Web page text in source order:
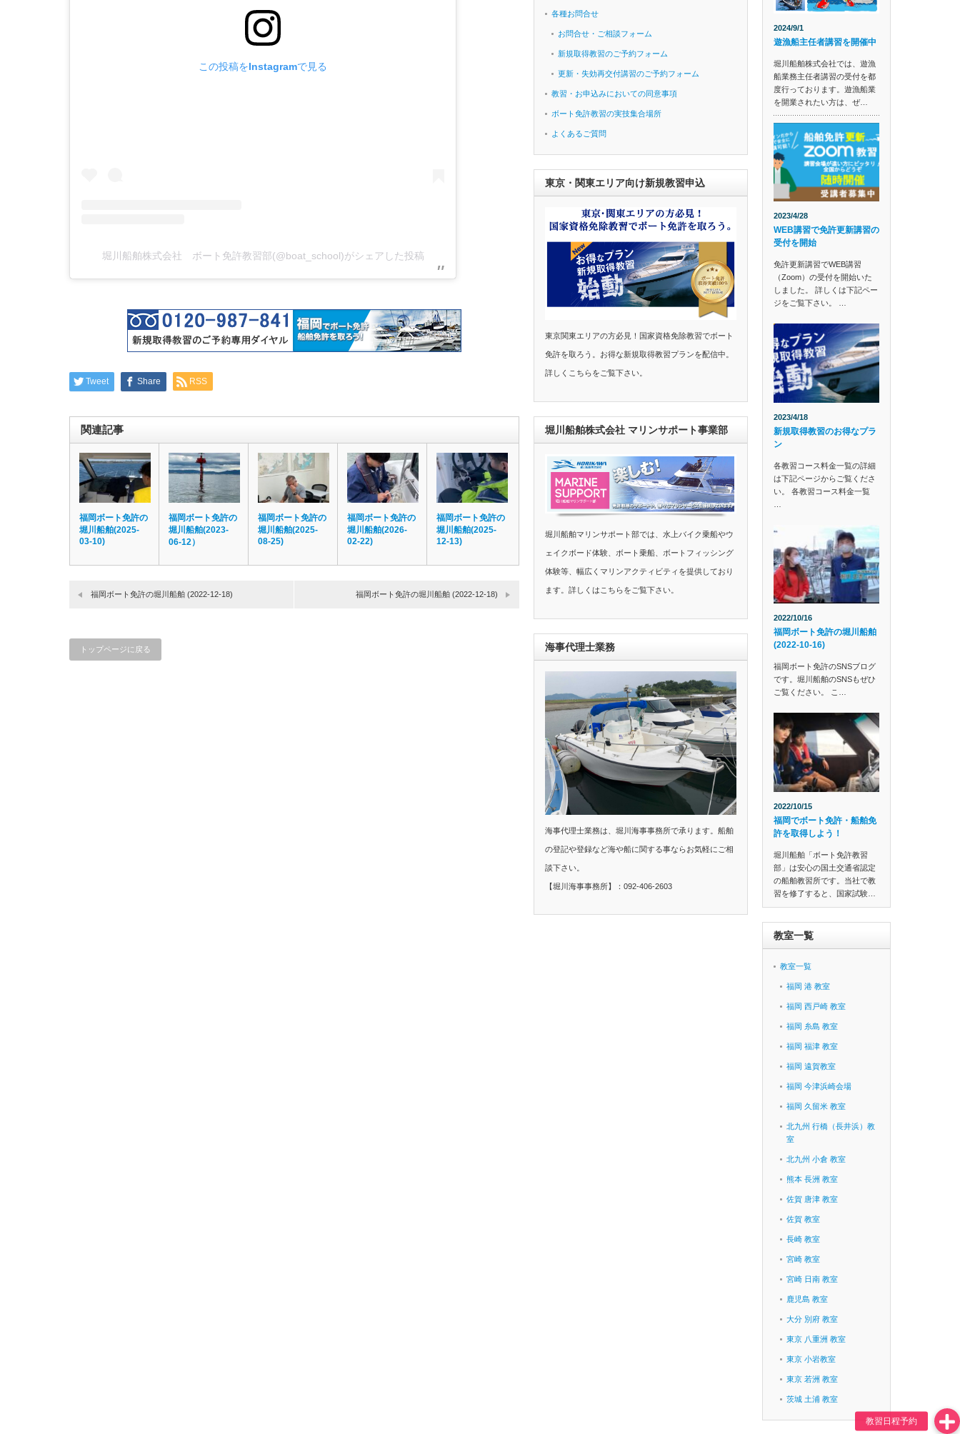
この投稿をInstagramで見る
堀川船舶株式会社 ボート免許教習部(@boat_school)がシェアした投稿
Tweet Share RSS
関連記事
福岡ボート免許の
堀川船舶(2025-
03-10)
福岡ボート免許の
堀川船舶(2023-
06-12）
福岡ボート免許の
堀川船舶(2025-
08-25)
福岡ボート免許の
堀川船舶(2026-
02-22)
福岡ボート免許の
堀川船舶(2025-
12-13)
福岡ボート免許の堀川船舶 (2022-12-18) 福岡ボート免許の堀川船舶 (2022-12-18)
トップページに戻る
各種お問合せ
お問合せ・ご相談フォーム
新規取得教習のご予約フォーム
更新・失効再交付講習のご予約フォーム
教習・お申込みにおいての同意事項
ボート免許教習の実技集合場所
よくあるご質問
東京・関東エリア向け新規教習申込
東京関東エリアの方必見！国家資格免除教習でボート
免許を取ろう。お得な新規取得教習プランを配信中。
詳しくこちらをご覧下さい。
堀川船舶株式会社 マリンサポート事業部
堀川船舶マリンサポート部では、水上バイク乗船やウ
ェイクボード体験、ボート乗船、ボートフィッシング
体験等、幅広くマリンアクティビティを提供しており
ます。詳しくはこちらをご覧下さい。
海事代理士業務
海事代理士業務は、堀川海事事務所で承ります。船舶
の登記や登録など海や船に関する事ならお気軽にご相
談下さい。
【堀川海事事務所】：092-406-2603
2024/9/1
遊漁船主任者講習を開催中
堀川船舶株式会社では、遊漁
船業務主任者講習の受付を都
度行っております。遊漁船業
を開業されたい方は、ぜ…
2023/4/28
WEB講習で免許更新講習の
受付を開始
免許更新講習でWEB講習
（Zoom）の受付を開始いた
しました。 詳しくは下記ペー
ジをご覧下さい。 …
2023/4/18
新規取得教習のお得なプラ
ン
各教習コース料金一覧の詳細
は下記ページからご覧くださ
い。 各教習コース料金一覧
2022/10/16
福岡ボート免許の堀川船舶
(2022-10-16)
福岡ボート免許のSNSブログ
です。堀川船舶のSNSもぜひ
ご覧ください。 こ…
2022/10/15
福岡でボート免許・船舶免
許を取得しよう！
堀川船舶「ボート免許教習
部」は安心の国土交通省認定
の船舶教習所です。当社で教
習を修了すると、国家試験…
教室一覧
教室一覧
福岡 港 教室
福岡 西戸崎 教室
福岡 糸島 教室
福岡 福津 教室
福岡 遠賀教室
福岡 今津浜崎会場
福岡 久留米 教室
北九州 行橋（長井浜）教
室
北九州 小倉 教室
熊本 長洲 教室
佐賀 唐津 教室
佐賀 教室
長崎 教室
宮崎 教室
宮崎 日南 教室
鹿児島 教室
大分 別府 教室
東京 八重洲 教室
東京 小岩教室
東京 若洲 教室
茨城 土浦 教室